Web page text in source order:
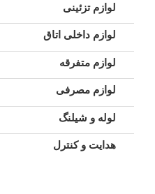
لوازم تزئینی
لوازم داخلی اتاق
لوازم متفرقه
لوازم مصرفی
لوله و شیلنگ
هدایت و کنترل